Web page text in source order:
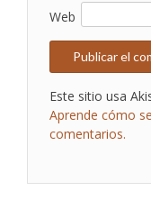
Web
Este sitio usa
Aprende cómo
comentarios.